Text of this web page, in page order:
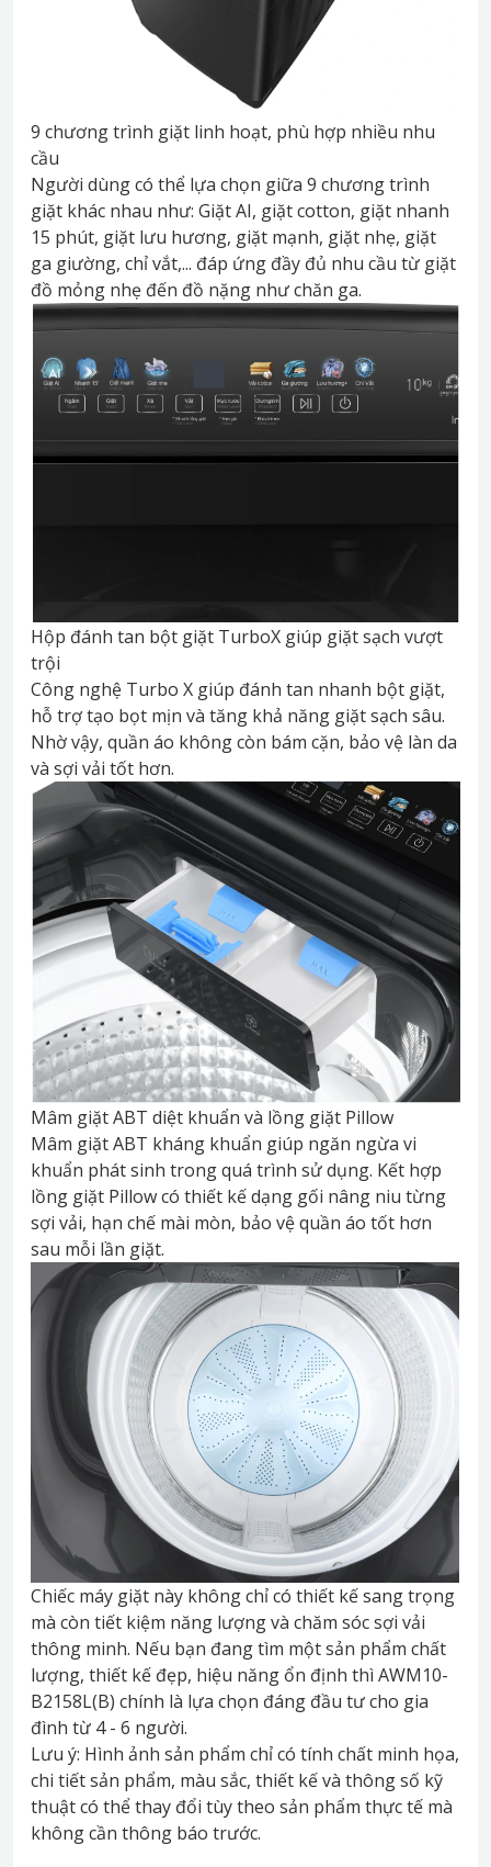
9 chương trình giặt linh hoạt, phù hợp nhiều nhu
cầu
Người dùng có thể lựa chọn giữa 9 chương trình
giặt khác nhau như: Giặt AI, giặt cotton, giặt nhanh
15 phút, giặt lưu hương, giặt mạnh, giặt nhẹ, giặt
ga giường, chỉ vắt,... đáp ứng đầy đủ nhu cầu từ giặt
đồ mỏng nhẹ đến đồ nặng như chăn ga.
Hộp đánh tan bột giặt TurboX giúp giặt sạch vượt
trội
Công nghệ Turbo X giúp đánh tan nhanh bột giặt,
hỗ trợ tạo bọt mịn và tăng khả năng giặt sạch sâu.
Nhờ vậy, quần áo không còn bám cặn, bảo vệ làn da
và sợi vải tốt hơn.
Mâm giặt ABT diệt khuẩn và lồng giặt Pillow
Mâm giặt ABT kháng khuẩn giúp ngăn ngừa vi
khuẩn phát sinh trong quá trình sử dụng. Kết hợp
lồng giặt Pillow có thiết kế dạng gối nâng niu từng
sợi vải, hạn chế mài mòn, bảo vệ quần áo tốt hơn
sau mỗi lần giặt.
Chiếc máy giặt này không chỉ có thiết kế sang trọng
mà còn tiết kiệm năng lượng và chăm sóc sợi vải
thông minh. Nếu bạn đang tìm một sản phẩm chất
lượng, thiết kế đẹp, hiệu năng ổn định thì AWM10-
B2158L(B) chính là lựa chọn đáng đầu tư cho gia
đình từ 4 - 6 người.
Lưu ý: Hình ảnh sản phẩm chỉ có tính chất minh họa,
chi tiết sản phẩm, màu sắc, thiết kế và thông số kỹ
thuật có thể thay đổi tùy theo sản phẩm thực tế mà
không cần thông báo trước.